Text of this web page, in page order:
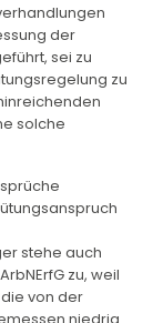
der
sei zu
zu
solche
stehe auch
zu, weil
von der